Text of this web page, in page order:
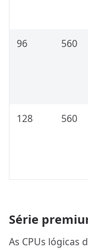
96 560
128 560
Série
As CPUs lógicas